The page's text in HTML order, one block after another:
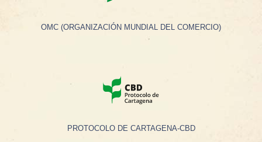
OMC (ORGANIZACIÓN MUNDIAL DEL COMERCIO)
PROTOCOLO DE CARTAGENA-CBD